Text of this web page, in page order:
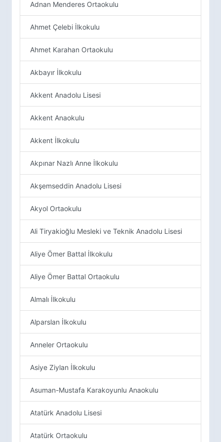
Adnan Menderes Ortaokulu
Ahmet Çelebi İlkokulu
Ahmet Karahan Ortaokulu
Akbayır İlkokulu
Akkent Anadolu Lisesi
Akkent Anaokulu
Akkent İlkokulu
Akpınar Nazlı Anne İlkokulu
Akşemseddin Anadolu Lisesi
Akyol Ortaokulu
Ali Tiryakioğlu Mesleki ve Teknik Anadolu Lisesi
Aliye Ömer Battal İlkokulu
Aliye Ömer Battal Ortaokulu
Almalı İlkokulu
Alparslan İlkokulu
Anneler Ortaokulu
Asiye Ziylan İlkokulu
Asuman-Mustafa Karakoyunlu Anaokulu
Atatürk Anadolu Lisesi
Atatürk Ortaokulu